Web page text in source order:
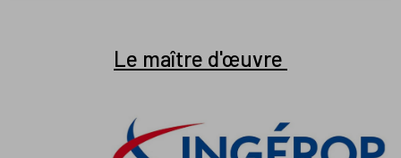
Le maître d'œuvre